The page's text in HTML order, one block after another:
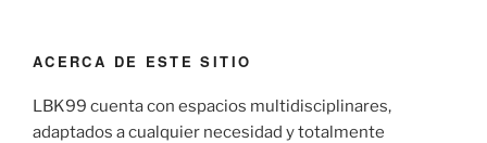
ACERCA DE ESTE SITIO
LBK99 cuenta con espacios multidisciplinares,
adaptados a cualquier necesidad y totalmente